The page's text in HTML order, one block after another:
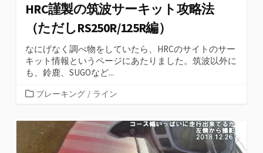
HRC謹製の筑波サーキット攻略法
（ただしRS250R/125R編）
なにげなく調べ物をしていたら、HRCのサイトのサー
キット情報というページにあたりました。筑波以外に
も、鈴鹿、SUGOなど...
カ
ゴ
リ
ー
ブレーキング / ライン